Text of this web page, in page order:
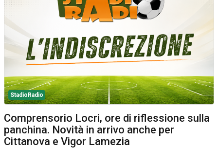
StadioRadio
Comprensorio Locri, ore di riflessione sulla
panchina. Novità in arrivo anche per
Cittanova e Vigor Lamezia